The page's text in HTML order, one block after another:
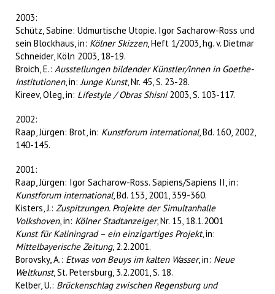
2003:
Schütz, Sabine: Udmurtische Utopie. Igor Sacharow-Ross und
sein Blockhaus, in: Kölner Skizzen, Heft 1/2003, hg. v. Dietmar
Schneider, Köln 2003, 18-19.
Broich, E.: Ausstellungen bildender Künstler/innen in Goethe-
Institutionen, in:Junge Kunst, Nr. 45, S. 23-28.
Kireev, Oleg, in: Lifestyle / Obras Shisni2003, S. 103-117.
2002:
Raap, Jürgen: Brot, in: Kunstforum international, Bd. 160, 2002,
140-145.
2001:
Raap, Jürgen: Igor Sacharow-Ross. Sapiens/Sapiens II, in:
Kunstforum international, Bd. 153, 2001, 359-360.
Kisters, J.: Zuspitzungen. Projekte der Simultanhalle
Volkshoven, in: Kölner Stadtanzeiger, Nr. 15, 18.1.2001
Kunst für Kaliningrad – ein einzigartiges Projekt, in:
Mittelbayerische Zeitung, 2.2.2001.
Borovsky, A.: Etwas von Beuys im kalten Wasser, in: Neue
Weltkunst, St. Petersburg, 3.2.2001, S. 18.
Kelber, U.: Brückenschlag zwischen Regensburg und